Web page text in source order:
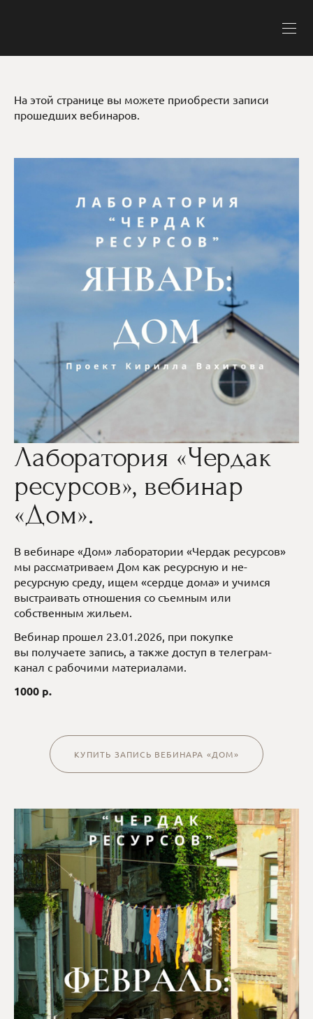
На этой странице вы можете приобрести записи
прошедших вебинаров.
Лаборатория «Чердак
ресурсов», вебинар
«Дом».
В вебинаре «Дом» лаборатории «Чердак ресурсов»
мы рассматриваем Дом как ресурсную и не-
ресурсную среду, ищем «сердце дома» и учимся
выстраивать отношения со съемным или
собственным жильем.
Вебинар прошел 23.01.2026, при покупке
вы получаете запись, а также доступ в телеграм-
канал с рабочими материалами.
1000 р.
КУПИТЬ ЗАПИСЬ ВЕБИНАРА «ДОМ»